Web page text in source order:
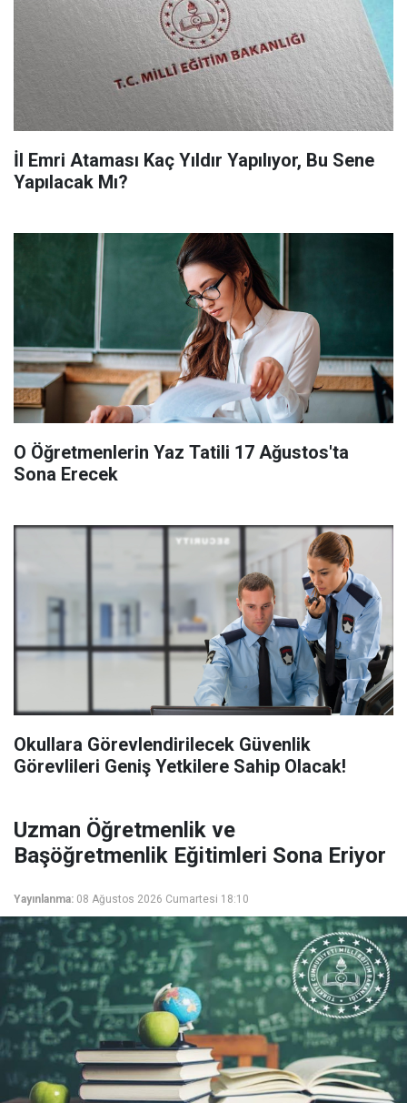
İl Emri Ataması Kaç Yıldır Yapılıyor, Bu Sene
Yapılacak Mı?
O Öğretmenlerin Yaz Tatili 17 Ağustos'ta
Sona Erecek
Okullara Görevlendirilecek Güvenlik
Görevlileri Geniş Yetkilere Sahip Olacak!
Uzman Öğretmenlik ve
Başöğretmenlik Eğitimleri Sona Eriyor
Yayınlanma: 08 Ağustos 2026 Cumartesi 18:10